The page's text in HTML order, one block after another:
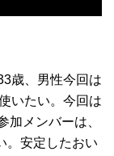
歳、男性今回は
いたい。今回は
加メンバーは、
。安定したおい